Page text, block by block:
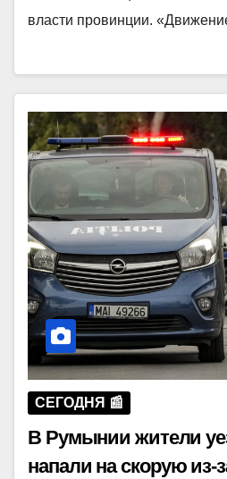
власти провинции.
СЕГОДНЯ 📰
В Румынии жители
напали на скорую из-